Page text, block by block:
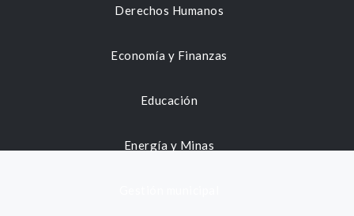
Derechos Humanos
Economía y Finanzas
Educación
Energía y Minas